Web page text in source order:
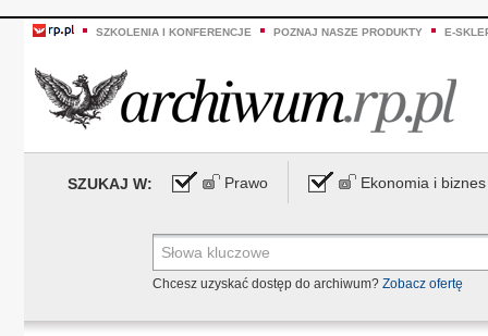
SZKOLENIA I KONFERENCJE POZNAJ NASZE PRODUKTY E-
SZUKAJ W: Prawo Ekonomia i biznes
Chcesz uzyskać dostęp do archiwum? Zobacz ofertę